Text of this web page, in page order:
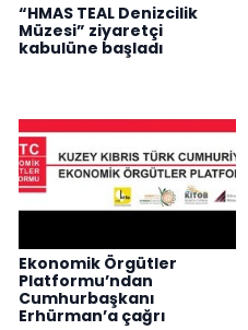
“HMAS TEAL Denizcilik
Müzesi” ziyaretçi
kabulüne başladı
Ekonomik Örgütler
Platformu’ndan
Cumhurbaşkanı
Erhürman’a çağrı